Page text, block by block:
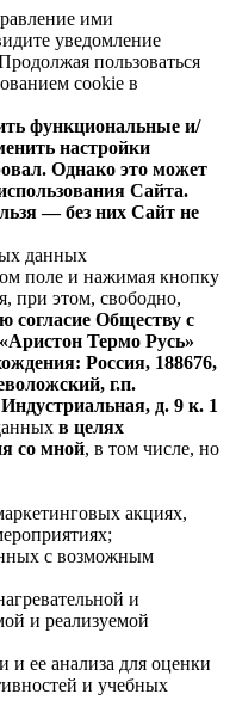
ими
уведомление
пользоваться
cookie в
функциональные и/
настройки
Однако это может
Сайта.
— без них Сайт не
данных
поле и нажимая кнопку
при этом, свободно,
согласие Обществу с
Термо Русь»
Россия, 188676,
г.п.
д. 9 к. 1
в целях
со мной, в том числе, но
акциях,
с возможным
и
и реализуемой
и ее анализа для оценки
и учебных